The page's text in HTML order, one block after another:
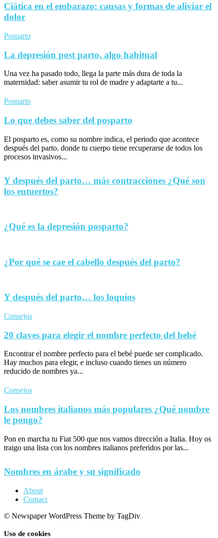
Ciática en el embarazo: causas y formas de aliviar el
dolor
Posparto
La depresión post parto, algo habitual
Una vez ha pasado todo, llega la parte más dura de toda la
maternidad: saber asumir tu rol de madre y adaptarte a tu...
Posparto
Lo que debes saber del posparto
El posparto es, como su nombre indica, el periodo que acontece
después del parto. donde tu cuerpo tiene recuperarse de todos los
procesos invasivos...
Y después del parto… más contracciones ¿Qué son
los entuertos?
¿Qué es la depresión posparto?
¿Por qué se cae el cabello después del parto?
Y después del parto… los loquios
Consejos
20 claves para elegir el nombre perfecto del bebé
Encontrar el nombre perfecto para el bebé puede ser complicado.
Hay muchos para elegir, e incluso cuando tienes un número
reducido de nombres ya...
Consejos
Los nombres italianos más populares ¿Qué nombre
le pongo?
Pon en marcha tu Fiat 500 que nos vamos dirección a Italia. Hoy os
traigo una lista con los nombres italianos preferidos por las...
Nombres en árabe y su significado
About
Contact
© Newspaper WordPress Theme by TagDiv
Uso de cookies